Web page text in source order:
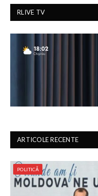
RLIVE TV
ARTICOLE RECENTE
POLITICĂ